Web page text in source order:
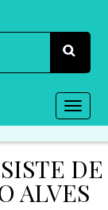
DE
ALVES